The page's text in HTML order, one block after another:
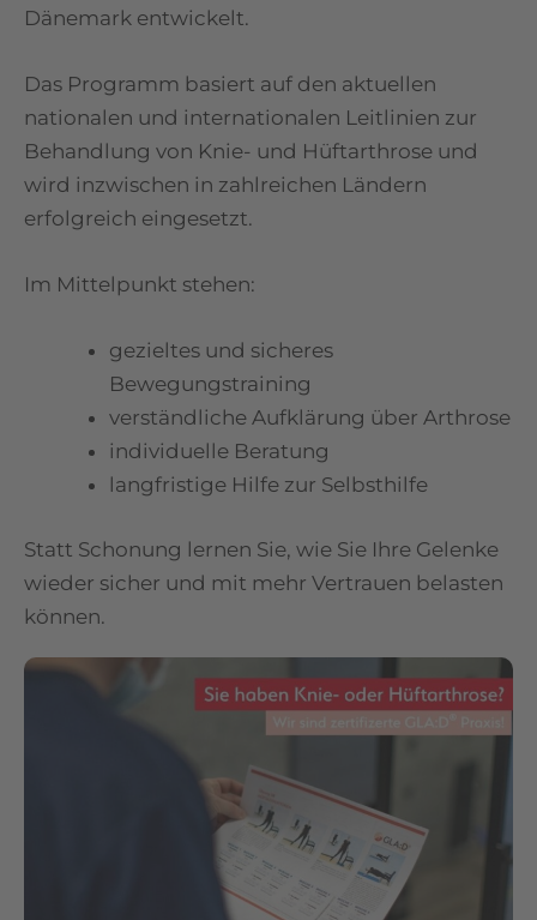
Dänemark entwickelt.
Das Programm basiert auf den aktuellen
nationalen und internationalen Leitlinien zur
Behandlung von Knie- und Hüftarthrose und
wird inzwischen in zahlreichen Ländern
erfolgreich eingesetzt.
Im Mittelpunkt stehen:
gezieltes und sicheres
Bewegungstraining
verständliche Aufklärung über Arthrose
individuelle Beratung
langfristige Hilfe zur Selbsthilfe
Statt Schonung lernen Sie, wie Sie Ihre Gelenke
wieder sicher und mit mehr Vertrauen belasten
können.